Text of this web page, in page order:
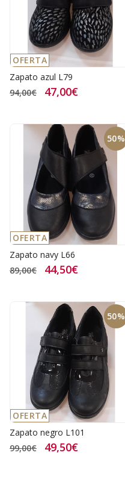
OFERTA
Zapato azul L79
94,00€
47,00€
50%
OFERTA
Zapato navy L66
89,00€
44,50€
50%
OFERTA
Zapato negro L101
99,00€
49,50€